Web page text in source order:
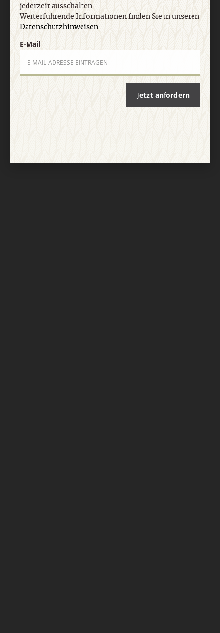
Nach oben
jederzeit ausschalten.
Weiterführende Informationen finden Sie in unseren
Datenschutzhinweisen.
E-Mail
Jetzt anfordern